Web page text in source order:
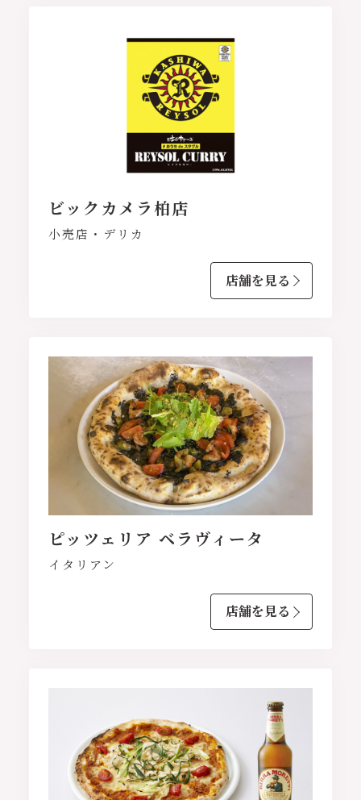
ビックカメラ柏店
小売店・デリカ
店舗を見る
ピッツェリア ベラヴィータ
イタリアン
店舗を見る